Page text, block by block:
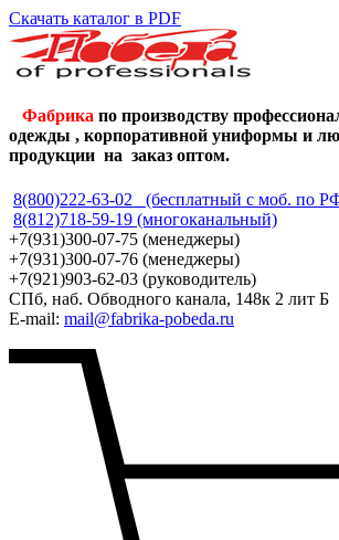
Скачать каталог в PDF
Фабрика по производству
одежды , корпоративной униформы и
продукции на заказ оптом.
8(800)222-63-02 (бесплатный с моб. по
8(812)718-59-19 (многоканальный)
+7(931)300-07-75 (менеджеры)
+7(931)300-07-76 (менеджеры)
+7(921)903-62-03 (руководитель)
СПб, наб. Обводного канала, 148к 2 лит Б
E-mail: mail@fabrika-pobeda.ru